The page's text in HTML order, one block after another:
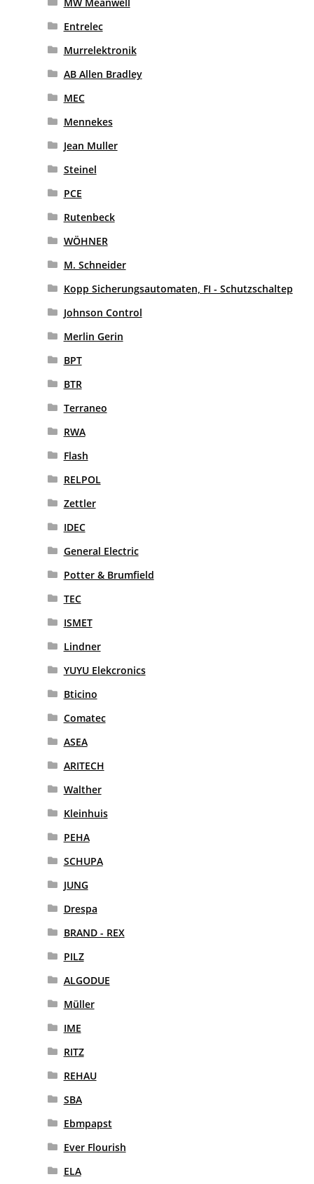
Entrelec
Murrelektronik
AB Allen Bradley
MEC
Mennekes
Jean Muller
Steinel
PCE
Rutenbeck
WÖHNER
M. Schneider
Kopp Sicherungsautomaten, FI - Schutzschaltep
Johnson Control
Merlin Gerin
BPT
BTR
Terraneo
RWA
Flash
RELPOL
Zettler
IDEC
General Electric
Potter & Brumfield
TEC
ISMET
Lindner
YUYU Elekcronics
Bticino
Comatec
ASEA
ARITECH
Walther
Kleinhuis
PEHA
SCHUPA
JUNG
Drespa
BRAND - REX
PILZ
ALGODUE
Müller
IME
RITZ
REHAU
SBA
Ebmpapst
Ever Flourish
ELA